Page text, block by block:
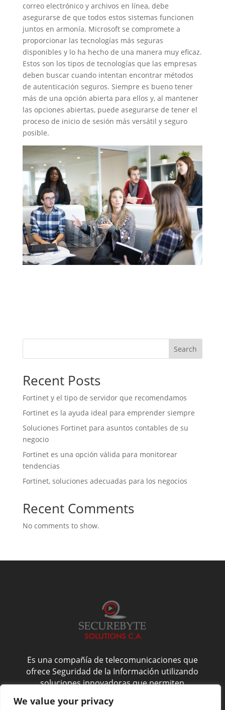
We value your privacy
correo electrónico y archivos en línea, debe
asegurarse de que todos estos sistemas funcionen
juntos en armonía. Microsoft se compromete a
proporcionar las tecnologías más seguras
disponibles y lo ha hecho de una manera muy eficaz.
Estos son los tipos de tecnologías que las empresas
deben buscar cuando intentan encontrar métodos
de autenticación seguros. Siempre es bueno tener
más de una opción abierta para ellos y, al mantener
las opciones abiertas, puede asegurarse de tener el
proceso de inicio de sesión más versátil y seguro
posible.
Search
Recent Posts
Fortinet y el tipo de servidor que recomendamos
Fortinet es la ayuda ideal para emprender siempre
Soluciones Fortinet para asuntos contables de su
negocio
Fortinet es una opción válida para monitorear
tendencias
Fortinet, soluciones adecuadas para los negocios
Recent Comments
No comments to show.
Es una compañía de telecomunicaciones que
ofrece Seguridad de la Información utilizando
soluciones innovadoras que permiten
administrarla de forma confiable, y es por esto
que nos enfocamos en la confidencialidad,